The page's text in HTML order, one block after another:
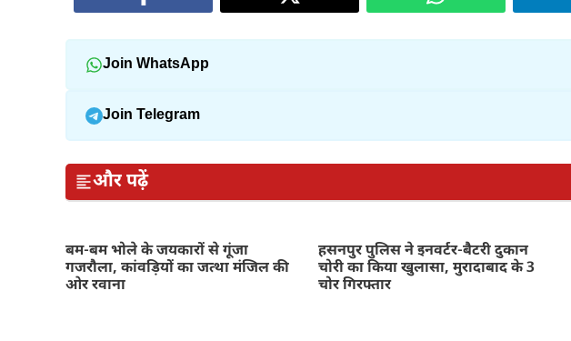
Join WhatsApp
Join Telegram
और पढ़ें
बम-बम भोले के जयकारों से गूंजा
गजरौला, कांवड़ियों का जत्था मंजिल की
ओर रवाना
हसनपुर पुलिस ने इनवर्टर-बैटरी दुकान
चोरी का किया खुलासा, मुरादाबाद के 3
चोर गिरफ्तार